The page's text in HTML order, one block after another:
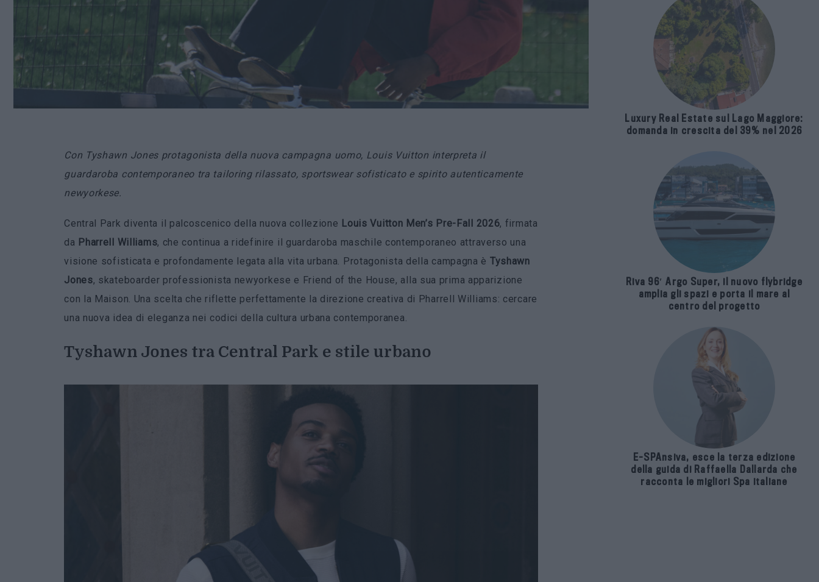
Con Tyshawn Jones protagonista della nuova campagna uomo, Louis Vuitton interpreta il
guardaroba contemporaneo tra tailoring rilassato, sportswear sofisticato e spirito autenticamente
newyorkese.
Central Park diventa il palcoscenico della nuova collezione Louis Vuitton Men’s Pre-Fall 2026, firmata
da Pharrell Williams, che continua a ridefinire il guardaroba maschile contemporaneo attraverso una
visione sofisticata e profondamente legata alla vita urbana. Protagonista della campagna è Tyshawn
Jones, skateboarder professionista newyorkese e Friend of the House, alla sua prima apparizione
con la Maison. Una scelta che riflette perfettamente la direzione creativa di Pharrell Williams: cercare
una nuova idea di eleganza nei codici della cultura urbana contemporanea.
Tyshawn Jones tra Central Park e stile urbano
Luxury Real Estate sul Lago Maggiore:
domanda in crescita del 39% nel 2026
Riva 96′ Argo Super, il nuovo flybridge
amplia gli spazi e porta il mare al
centro del progetto
E-SPAnsiva, esce la terza edizione
della guida di Raffaella Dallarda che
racconta le migliori Spa italiane